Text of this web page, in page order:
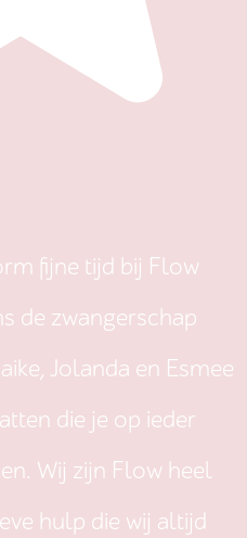
fijne tijd bij Flow
de zwangerschap
Jolanda en Esmee
die je op ieder
Wij zijn Flow heel
hulp die wij altijd